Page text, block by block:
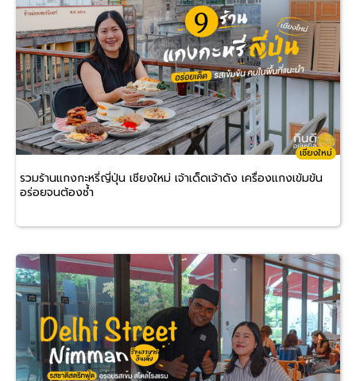
เชียงใหม่
รวมร้านแกงกะหรี่ญี่ปุ่น เชียงใหม่ เจ้าเด็ดเจ้าดัง เครื่องแกงเข้มข้น
อร่อยจนต้องซ้ำ